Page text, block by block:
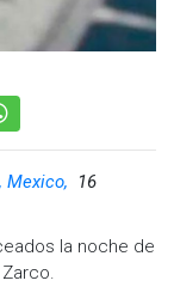
Mexico,
16
la noche de